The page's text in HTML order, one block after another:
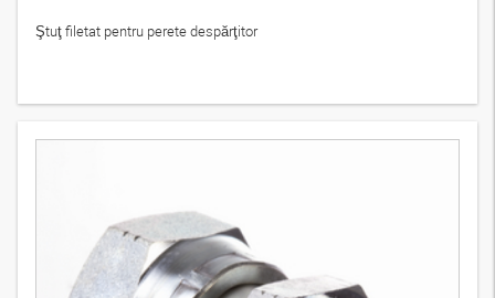
Ştuţ filetat pentru perete despărţitor